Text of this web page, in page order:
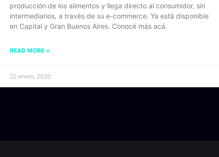
producción de los alimentos y llega directo al consumidor, sin
intermediarios, a través de su e-commerce. Ya está disponible
en Capital y Gran Buenos Aires. Conocé más acá.
READ MORE »
22 enero, 2020